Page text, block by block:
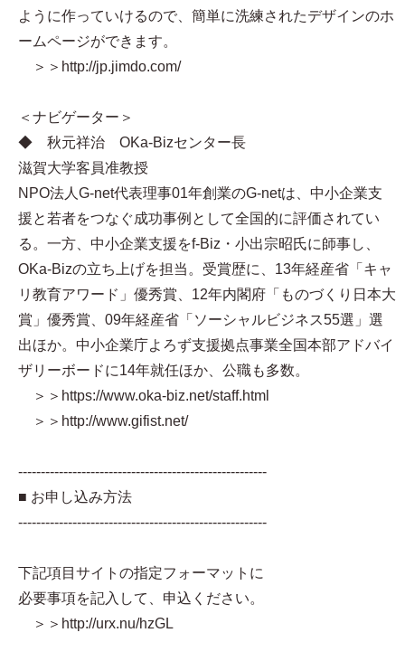
ように作っていけるので、簡単に洗練されたデザインのホ
ームページができます。
＞＞http://jp.jimdo.com/
＜ナビゲーター＞
◆ 秋元祥治 OKa-Bizセンター長
滋賀大学客員准教授
NPO法人G-net代表理事01年創業のG-netは、中小企業支
援と若者をつなぐ成功事例として全国的に評価されてい
る。一方、中小企業支援をf-Biz・小出宗昭氏に師事し、
OKa-Bizの立ち上げを担当。受賞歴に、13年経産省「キャ
リ教育アワード」優秀賞、12年内閣府「ものづくり日本大
賞」優秀賞、09年経産省「ソーシャルビジネス55選」選
出ほか。中小企業庁よろず支援拠点事業全国本部アドバイ
ザリーボードに14年就任ほか、公職も多数。
＞＞https://www.oka-biz.net/staff.html
＞＞http://www.gifist.net/
-------------------------------------------------------
■ お申し込み方法
-------------------------------------------------------
下記項目サイトの指定フォーマットに
必要事項を記入して、申込ください。
＞＞http://urx.nu/hzGL